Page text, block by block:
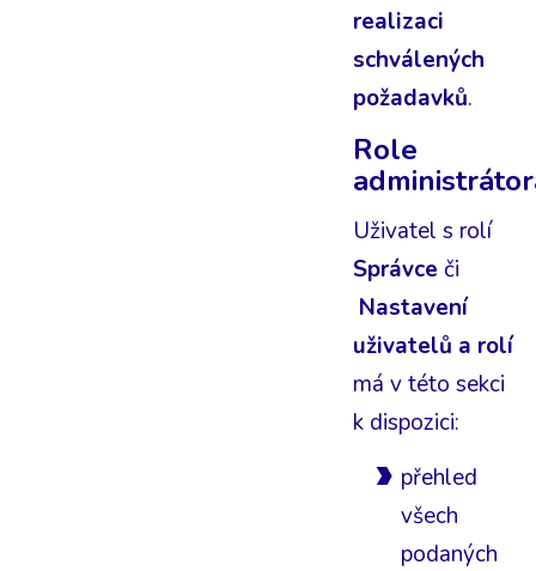
realizaci
schválených
požadavků.
Role
Uživatel s rolí
Správce či
Nastavení
uživatelů a rolí
má v této sekci
k dispozici:
přehled
všech
podaných